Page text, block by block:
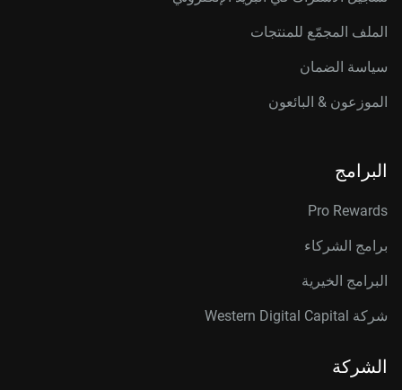
الملف المجمّع للمنتجات
سياسة الضمان
الموزعون & البائعون
البرامج
Pro Rewards
برامج الشركاء
البرامج الخيرية
شركة Western Digital Capital
الشركة